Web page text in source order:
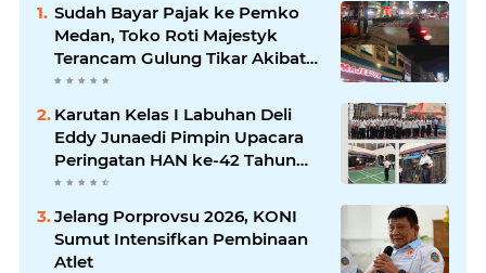
Sudah Bayar Pajak ke Pemko
Medan, Toko Roti Majestyk
Terancam Gulung Tikar Akibat
Akses Jalan Ditutup Pedagang
Angkringan
Karutan Kelas I Labuhan Deli
Eddy Junaedi Pimpin Upacara
Peringatan HAN ke-42 Tahun
2026
Jelang Porprovsu 2026, KONI
Sumut Intensifkan Pembinaan
Atlet